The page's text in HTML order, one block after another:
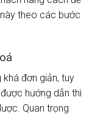
theo các bước
đơn giản, tuy
hướng dẫn thì
Quan trọng